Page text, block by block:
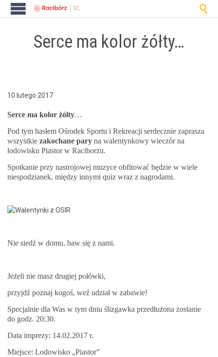

Serce ma kolor żółty…
10 lutego 2017
Serce ma kolor żół­ty…
Pod tym hasłem Ośrodek Sportu i Rekreacji serdecznie zaprasza
wszys­tkie zakochane pary na walen­tynkowy wieczór na
lodowisku Pias­tor w Raciborzu.
Spotkanie przy nas­tro­jowej muzyce obfi­tować będzie w wiele
niespodzianek, między inny­mi quiz wraz z nagrodami.
Nie siedź w domu, baw się z nami.
Jeżeli nie masz drugiej połówki,
przyjdź poz­naj kogoś, weź udzi­ał w zabawie!
Spec­jal­nie dla Was w tym dniu śliz­gawka przedłużona zostanie
do godz. 20:30.
Data imprezy: 14.02.2017 r.
Miejsce: Lodowisko „Pias­tor”